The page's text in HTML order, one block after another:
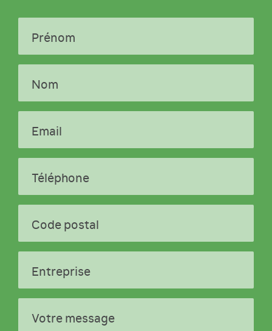
Prénom
Nom
Email
Téléphone
Code postal
Entreprise
Votre message